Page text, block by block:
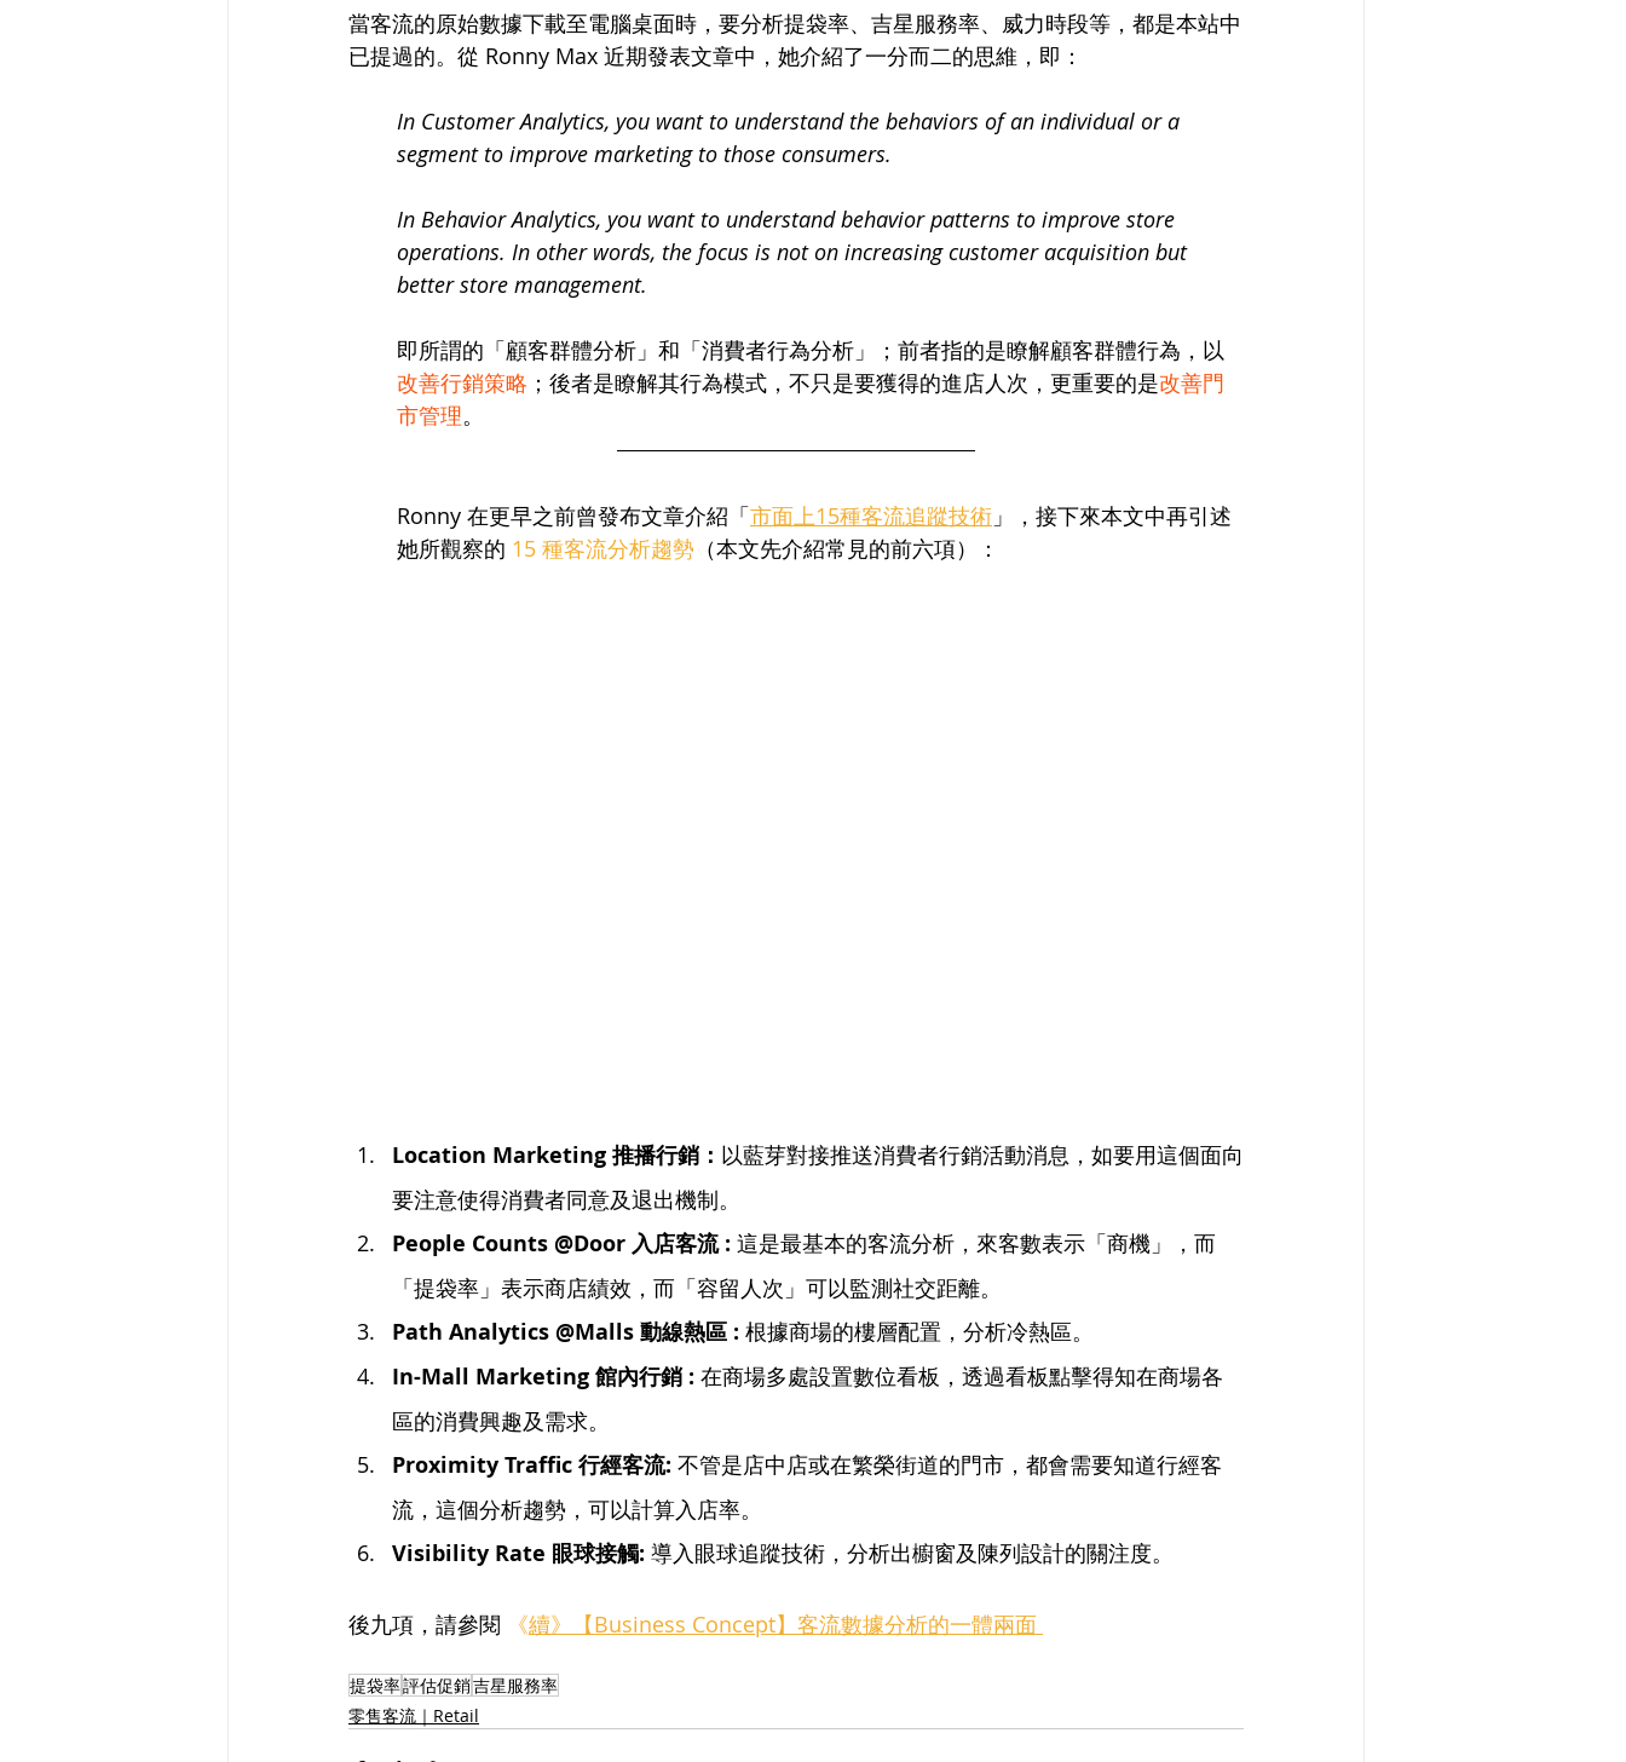
當客流的原始數據下載至電腦桌面時，要分析提袋率、吉星服務率、威力時段等，都是本站中
已提過的。從 Ronny Max 近期發表文章中，她介紹了一分而二的思維，即：
In Customer Analytics, you want to understand the behaviors of an individual or a
segment to improve marketing to those consumers.
In Behavior Analytics, you want to understand behavior patterns to improve store
operations. In other words, the focus is not on increasing customer acquisition but
better store management.
即所謂的「顧客群體分析」和「消費者行為分析」；前者指的是瞭解顧客群體行為，以
改善行銷策略 ；後者是瞭解其行為模式，不只是要獲得的進店人次，更重要的是改善門
市管理。
Ronny 在更早之前曾發布文章介紹「市面上15種客流追蹤技術 」，接下來本文中再引述
她所觀察的 15 種客流分析趨勢 （本文先介紹常見的前六項） ：
Location Marketing 推播行銷： 以藍芽對接推送消費者行銷活動消息，如要用這個面向
要注意使得消費者同意及退出機制。
People Counts @Door 入店客流 : 這是最基本的客流分析，來客數表示「商機」，而
「提袋率」表示商店績效，而「容留人次」可以監測社交距離。
Path Analytics @Malls 動線熱區 : 根據商場的樓層配置，分析冷熱區。
In-Mall Marketing 館內行銷 : 在商場多處設置數位看板，透過看板點擊得知在商場各
區的消費興趣及需求。
Proximity Traffic 行經客流: 不管是店中店或在繁榮街道的門市，都會需要知道行經客
流，這個分析趨勢，可以計算入店率。
Visibility Rate 眼球接觸: 導入眼球追蹤技術，分析出櫥窗及陳列設計的關注度。
後九項，請參閱 《續》【Business Concept】客流數據分析的一體兩面
提袋率評估促銷吉星服務率
零售客流｜Retail